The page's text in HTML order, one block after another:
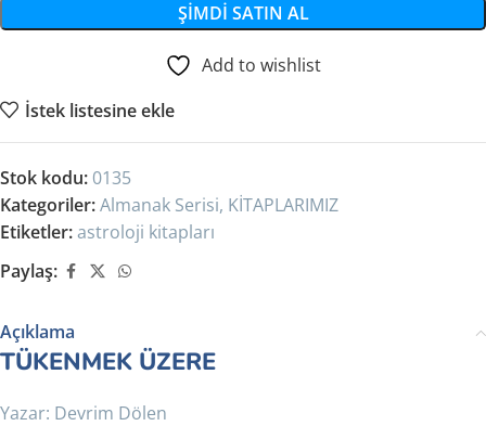
ŞIMDI SATIN AL
Add to wishlist
İstek listesine ekle
Stok kodu: 0135
Kategoriler:Almanak Serisi, KİTAPLARIMIZ
Etiketler:astroloji kitapları
Paylaş:
Açıklama
TÜKENMEK ÜZERE
Yazar: Devrim Dölen